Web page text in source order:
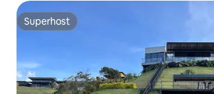
Superhost
Superhost